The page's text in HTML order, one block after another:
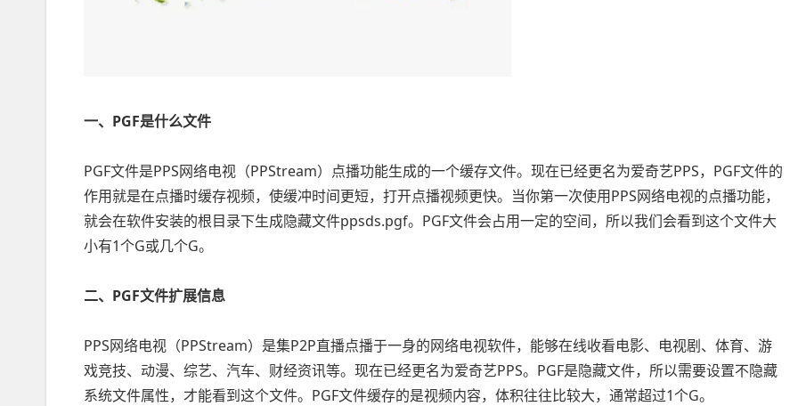
一、PGF是什么文件
PGF文件是PPS网络电视（PPStream）点播功能生成的一个缓存文件。现在已经更名为爱奇艺PPS，PGF文件的
作用就是在点播时缓存视频，使缓冲时间更短，打开点播视频更快。当你第一次使用PPS网络电视的点播功能，
就会在软件安装的根目录下生成隐藏文件ppsds.pgf。PGF文件会占用一定的空间，所以我们会看到这个文件大
小有1个G或几个G。
二、PGF文件扩展信息
PPS网络电视（PPStream）是集P2P直播点播于一身的网络电视软件，能够在线收看电影、电视剧、体育、游
戏竞技、动漫、综艺、汽车、财经资讯等。现在已经更名为爱奇艺PPS。PGF是隐藏文件，所以需要设置不隐藏
系统文件属性，才能看到这个文件。PGF文件缓存的是视频内容，体积往往比较大，通常超过1个G。